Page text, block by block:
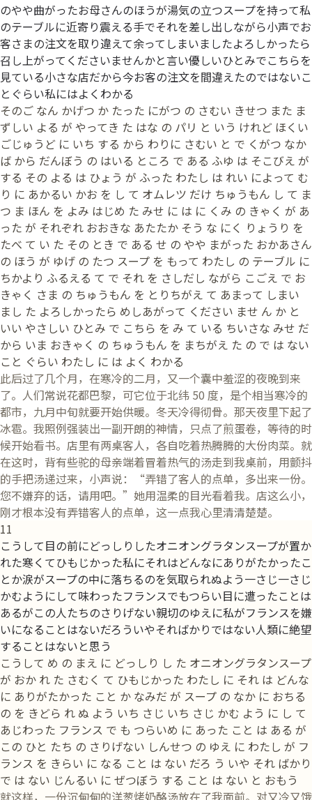
のやや曲がったお母さんのほうが湯気の立つスープを持って私
のテーブルに近寄り震える手でそれを差し出しながら小声でお
客さまの注文を取り違えて余ってしまいましたよろしかったら
召し上がってくださいませんかと言い優しいひとみでこちらを
見ている小さな店だから今お客の注文を間違えたのではないこ
とぐらい私にはよくわかる
そのご なん かげつ か たった にがつ の さむい きせつ また ま
ずしい よる が やってき た はな の パリ と いう けれど ほくい
ごじゅうど に いち する から わりに さむい と で くがつ なか
ば から だんぼう の はいる ところ で ある ふゆ は そこびえ が
する その よる は ひょう が ふった わたし は れい によって む
り に あかるい かお を し て オムレツ だけ ちゅうもん し て ま
つ ま ほん を よみ はじめ た みせ に は に くみ の きゃく が あ
った が それぞれ おおきな あたたか そう な にく りょうり を
たべ て い た その とき で ある せ の やや まがった おかあさん
の ほう が ゆげ の たつ スープ を もって わたし の テーブル に
ちかより ふるえる て で それ を さしだし ながら こごえ で お
きゃく さま の ちゅうもん を とりちがえ て あまって しまい
まし た よろしかったら めしあがって ください ませ ん か と
いい やさしい ひとみ で こちら を み て いる ちいさな みせ だ
から いま おきゃく の ちゅうもん を まちがえ た の で は ない
こと ぐらい わたし に は よく わかる
此后过了几个月，在寒冷的二月，又一个囊中羞涩的夜晚到来
了。人们常说花都巴黎，可它位于北纬 50 度，是个相当寒冷的
都市，九月中旬就要开始供暖。冬天冷得彻骨。那天夜里下起了
冰雹。我照例强装出一副开朗的神情，只点了煎蛋卷，等待的时
候开始看书。店里有两桌客人，各自吃着热腾腾的大份肉菜。就
在这时，背有些驼的母亲端着冒着热气的汤走到我桌前，用颤抖
的手把汤递过来，小声说：“弄错了客人的点单，多出来一份。
您不嫌弃的话，请用吧。”她用温柔的目光看着我。店这么小，
刚才根本没有弄错客人的点单，这一点我心里清清楚楚。
11
こうして目の前にどっしりしたオニオングラタンスープが置か
れた寒くてひもじかった私にそれはどんなにありがたかったこ
とか涙がスープの中に落ちるのを気取られぬよう一さじ一さじ
かむようにして味わったフランスでもつらい目に遭ったことは
あるがこの人たちのさりげない親切のゆえに私がフランスを嫌
いになることはないだろういやそればかりではない人類に絶望
することはないと思う
こうして め の まえ に どっしり し た オニオングラタンスープ
が おか れ た さむく て ひもじかった わたし に それ は どんな
に ありがたかった こと か なみだ が スープ の なか に おちる
の を きどら れ ぬ よう いち さじ いち さじ かむ よう に し て
あじわった フランス で も つらいめ に あった こと は ある が
この ひと たち の さりげない しんせつ の ゆえ に わたし が フ
ランス を きらい に なる こと は ない だろ う いや それ ばかり
で は ない じんるい に ぜつぼう する こと は ない と おもう